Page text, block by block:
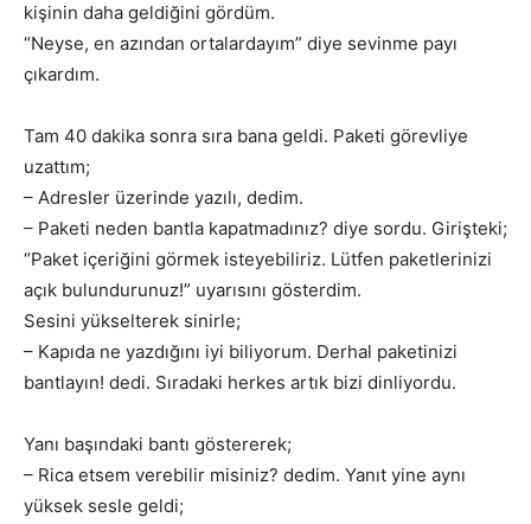
kişinin daha geldiğini gördüm.
“Neyse, en azından ortalardayım” diye sevinme payı
çıkardım.
Tam 40 dakika sonra sıra bana geldi. Paketi görevliye
uzattım;
– Adresler üzerinde yazılı, dedim.
– Paketi neden bantla kapatmadınız? diye sordu. Girişteki;
“Paket içeriğini görmek isteyebiliriz. Lütfen paketlerinizi
açık bulundurunuz!” uyarısını gösterdim.
Sesini yükselterek sinirle;
– Kapıda ne yazdığını iyi biliyorum. Derhal paketinizi
bantlayın! dedi. Sıradaki herkes artık bizi dinliyordu.
Yanı başındaki bantı göstererek;
– Rica etsem verebilir misiniz? dedim. Yanıt yine aynı
yüksek sesle geldi;